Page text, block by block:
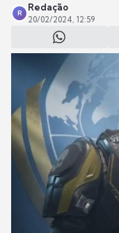
R
Redação
20/02/2024, 12:59